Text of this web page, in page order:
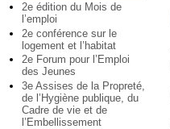
2e édition du Mois de
l’emploi
2e conférence sur le
logement et l’habitat
2e Forum pour l’Emploi
des Jeunes
3e Assises de la Propreté,
de l’Hygiène publique, du
Cadre de vie et de
l’Embellissement